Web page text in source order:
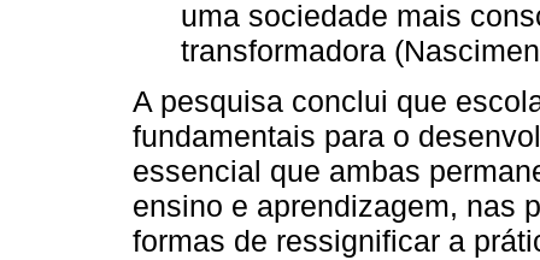
uma sociedade mais
transformadora
A pesquisa conclui que
fundamentais para o
essencial que ambas
ensino e aprendizagem, nas
formas de ressignificar a